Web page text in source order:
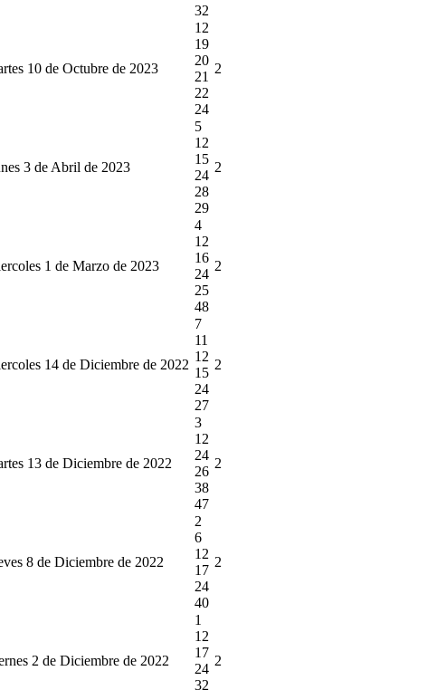
32
10 de Octubre de 2023
12
19
20
21
22
24
2
3 de Abril de 2023
5
12
15
24
28
29
2
1 de Marzo de 2023
4
12
16
24
25
48
2
14 de Diciembre de 2022
7
11
12
15
24
27
2
13 de Diciembre de 2022
3
12
24
26
38
47
2
8 de Diciembre de 2022
2
6
12
17
24
40
2
2 de Diciembre de 2022
1
12
17
24
32
2